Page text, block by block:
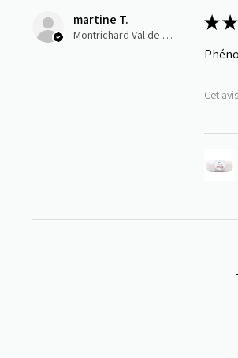
martine T.
Montrichard Val de Cher, Centre-Val de Loire
★★
Cet